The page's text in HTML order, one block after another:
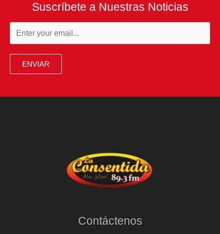
Suscríbete a Nuestras Noticias
ENVIAR
Contáctenos